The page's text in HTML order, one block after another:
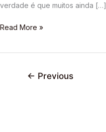
verdade é que muitos ainda […]
Read More »
← Previous